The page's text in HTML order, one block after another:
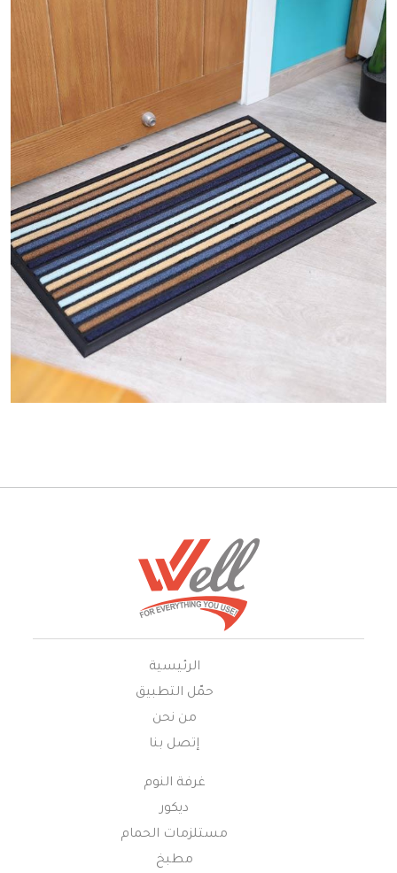
الرئيسية
حمّل التطبيق
من نحن
إتصل بنا
غرفة النوم
ديكور
مستلزمات الحمام
مطبخ